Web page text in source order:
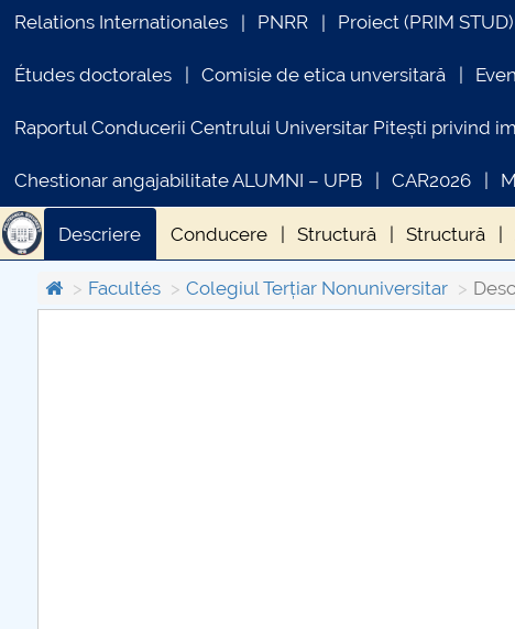
Relations Internationales PNRR Proiect (PRIM STUD)
Études doctorales Comisie de etica unversitară
Raportul Conducerii Centrului Universitar Pitești privind
Chestionar angajabilitate ALUMNI – UPB CAR2026
Descriere Conducere Structură Structură
Regulamente/Metodologii/Proceduri COLEGTER-
Facultés
Colegiul Terțiar Nonuniversitar